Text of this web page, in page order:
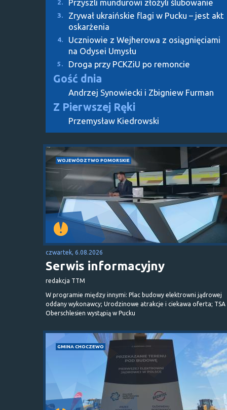
2. Przyszli mundurowi złożyli ślubowanie
3.
Zrywał ukraińskie flagi w Pucku – jest akt
oskarżenia
4.
Uczniowie z Wejherowa z osiągnięciami
na Odysei Umysłu
5. Droga przy PCKZiU po remoncie
Gość dnia
Andrzej Synowiecki i Zbigniew Furman
Z Pierwszej Ręki
Przemysław Kiedrowski
WOJEWÓDZTWO POMORSKIE
czwartek, 6.08.2026
Serwis informacyjny
redakcja TTM
W programie między innymi: Plac budowy elektrowni jądrowej
oddany wykonawcy; Urodzinowe atrakcje i ciekawa oferta; TSA
Oberschlesien wystąpią w Pucku
GMINA CHOCZEWO